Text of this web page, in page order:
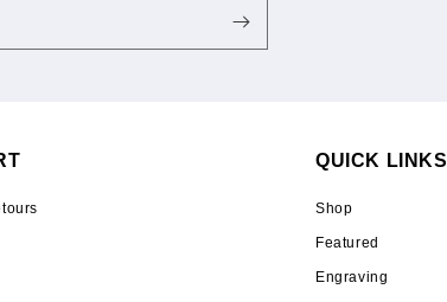
QUICK LINKS
Shop
Featured
Engraving